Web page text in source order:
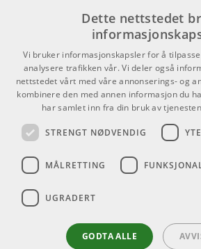
McDSP AE400 Active
EQ HDX
ARTIKKELNUMMER 1039492
ARTIKKELNUMMER 1015910
Combo
ARTIKKELNUMMER 1055459
Gibson 1957 SJ-200
Sunburst
Heritage Audio 73 DI 2
ARTIKKELNUMMER 1093780
Om Oss
Kontakt
Kjøpsvilkår
Butikken
0555 Oslo
Dette nettstedet
Vi bruker informasjonskapsler for å
analysere trafikken vår. Vi deler også
nettstedet vårt med våre annonserings- og
kombinere den med annen informasjon du
har samlet inn fra din bruk av
STRENGT NØDVENDIG
MÅLRETTING
UGRADERT
GODTA ALLE